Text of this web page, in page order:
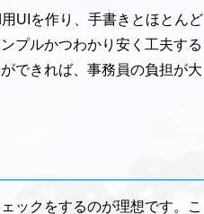
UIを作り、手書きとほとんど
プルかつわかり安く工夫する
できれば、事務員の負担が大
ックをするのが理想です。こ